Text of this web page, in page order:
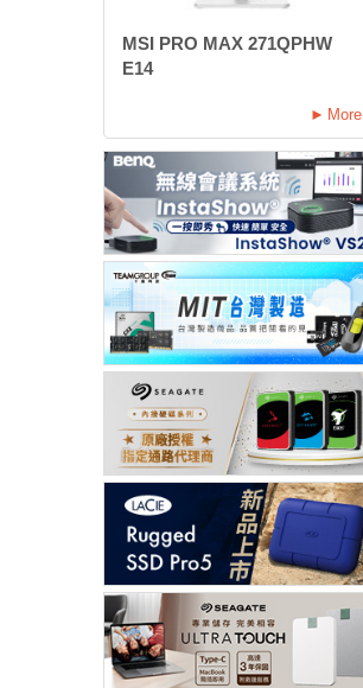
MSI PRO MAX 271QPHW
E14
More